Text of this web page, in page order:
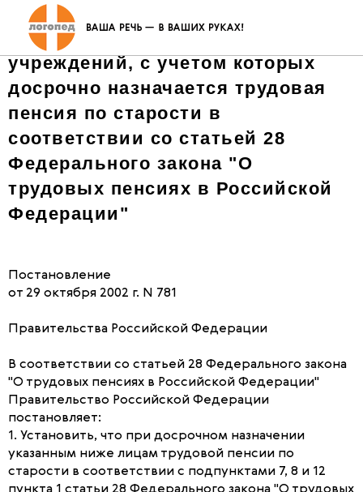
"О списках работ, профессий,
должностей, специальностей и
учреждений, с учетом которых
досрочно назначается трудовая
пенсия по старости в
соответствии со статьей 28
Федерального закона "О
трудовых пенсиях в Российской
Федерации"
Постановление
от 29 октября 2002 г. N 781
Правительства Российской Федерации
В соответствии со статьей 28 Федерального закона
"О трудовых пенсиях в Российской Федерации"
Правительство Российской Федерации
постановляет:
1. Установить, что при досрочном назначении
указанным ниже лицам трудовой пенсии по
старости в соответствии с подпунктами 7, 8 и 12